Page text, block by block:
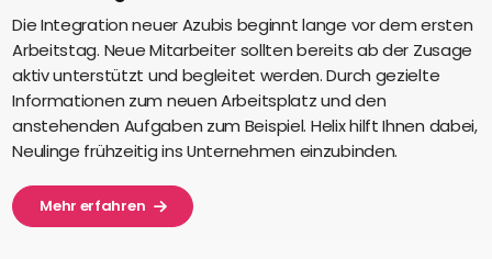
Die Integration neuer Azubis beginnt lange vor dem ersten
Arbeitstag. Neue Mitarbeiter sollten bereits ab der Zusage
aktiv unterstützt und begleitet werden. Durch gezielte
Informationen zum neuen Arbeitsplatz und den
anstehenden Aufgaben zum Beispiel. Helix hilft Ihnen dabei,
Neulinge frühzeitig ins Unternehmen einzubinden.
Mehr erfahren